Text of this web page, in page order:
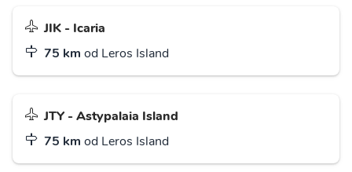
JIK - Icaria
75 km od Leros Island
JTY - Astypalaia Island
75 km od Leros Island